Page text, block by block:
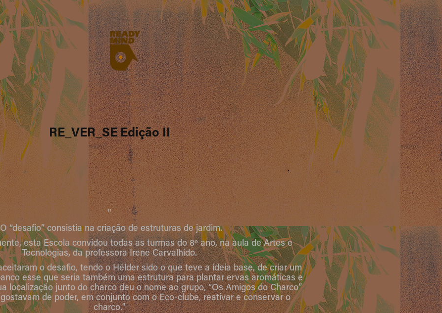
RE_VER_SE Edição II
"
“desafio” consistia na criação de estruturas de jardim.
esta Escola convidou todas as turmas do 8º ano, na aula de Artes e
Tecnologias, da professora Irene Carvalhido.
o desafio, tendo o Hélder sido o que teve a ideia base, de criar um
esse que seria também uma estrutura para plantar ervas aromáticas e
localização junto do charco deu o nome ao grupo, “Os Amigos do Charco”
de poder, em conjunto com o Eco-clube, reativar e conservar o
charco."